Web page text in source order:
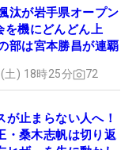
汰が岩手県オープン
を機にどんどん上
部は宮本勝昌が連覇
土) 18時25分 72
が止まらない人へ！
・桑木志帆は切り返